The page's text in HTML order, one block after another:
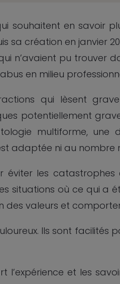
souhaitent en savoir
sa création en janvier
n’avaient pu trouver
en milieu
qui lèsent
potentiellement
multiforme, une
adaptée ni au
les
situations où ce qui a
des valeurs et
Ils sont facilités
et les